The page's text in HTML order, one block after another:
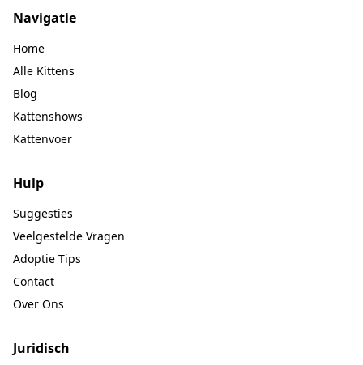
Navigatie
Home
Alle Kittens
Blog
Kattenshows
Kattenvoer
Hulp
Suggesties
Veelgestelde Vragen
Adoptie Tips
Contact
Over Ons
Juridisch